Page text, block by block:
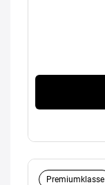
Premiumklasse